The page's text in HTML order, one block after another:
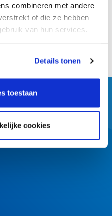
combineren met andere
of die ze hebben
van hun services.
Details tonen
toestaan
cookies
overzicht